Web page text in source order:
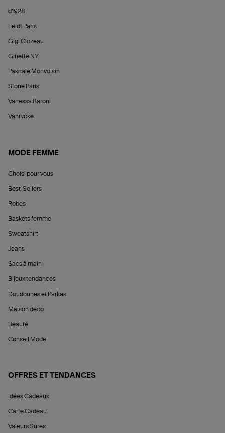
d1928
Feidt Paris
Gigi Clozeau
Ginette NY
Pascale Monvoisin
Stone Paris
Vanessa Baroni
Vanrycke
MODE FEMME
Choisi pour vous
Best-Sellers
Robes
Baskets femme
Sweatshirt
Jeans
Sacs à main
Bijoux tendances
Doudounes et Parkas
Maison déco
Beauté
Conseil Mode
OFFRES ET TENDANCES
Idées Cadeaux
Carte Cadeau
Valeurs Sûres